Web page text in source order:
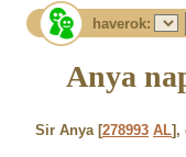
haverok:
Anya
Sir Anya [278993 AL],